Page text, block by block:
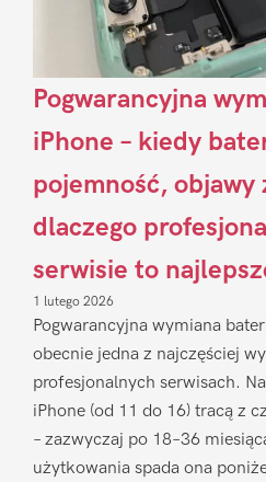
Pogwarancyjna
iPhone – kiedy
pojemność, objawy
dlaczego
serwisie to
1 lutego 2026
Pogwarancyjna wymiana
obecnie jedna z najczęściej
profesjonalnych serwisach.
iPhone (od 11 do 16) tracą z
– zazwyczaj po 18–36
użytkowania spada ona